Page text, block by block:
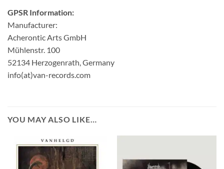
GPSR Information:
Manufacturer:
Acherontic Arts GmbH
Mühlenstr. 100
52134 Herzogenrath, Germany
info(at)van-records.com
YOU MAY ALSO LIKE…